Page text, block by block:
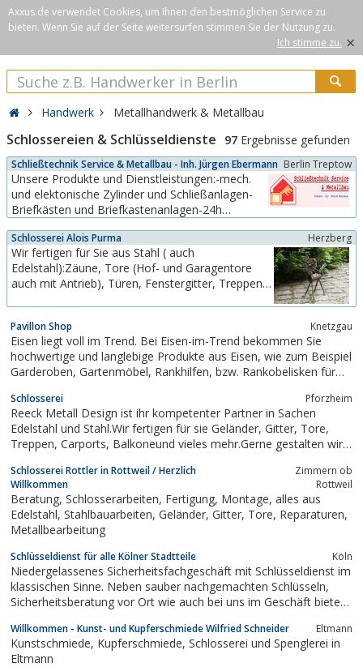
Axxus.de verwendet Cookies, um Ihnen den bestmöglichen Service zu
bieten. Wenn Sie auf der Seite weitersurfen stimmen Sie der Nutzung zu.
Ich stimme zu. ×
Handwerk Metallhandwerk & Metallbau
Schlossereien & Schlüsseldienste 97 Ergebnisse gefunden
Schließtechnik Service & Metallbau - Inh. Jürgen Ebermann Berlin Treptow
Unsere Produkte und Dienstleistungen:-mech.
und elektonische Zylinder und Schließanlagen-
Briefkästen und Briefkastenanlagen-24h
Schadenbeseitigung nach Einbruch)-Tresore-
Schlüssel und Schlösser-Türschließer und
Feststellanlagen-Beschläge-Schilder-
Einbruchschutz (Tür und...
Schlosserei Alois Purma Herzberg
Wir fertigen für Sie aus Stahl ( auch
Edelstahl):Zäune, Tore (Hof- und Garagentore
auch mit Antrieb), Türen, Fenstergitter, Treppen
Restaurationsleistungen, SchlüsseldienstWir
bieten Airbrush-Arbeiten und Bildermalerei ganz
nach Ihren Wünschen.
Pavillon Shop Knetzgau
Eisen liegt voll im Trend. Bei Eisen-im-Trend bekommen Sie
hochwertige und langlebige Produkte aus Eisen, wie zum Beispiel
Garderoben, Gartenmöbel, Rankhilfen, bzw. Rankobelisken für
Unsere Produkte werden alle von handgefertigt – und
selbstverständlich hier in...
Schlosserei Pforzheim
Reeck Metall Design ist ihr kompetenter Partner in Sachen
Edelstahl und Stahl.Wir fertigen für sie Geländer, Gitter, Tore,
Treppen, Carports, Balkoneund vieles mehr.Gerne gestalten wir
und lassen sie sich ein kostenfreies Angebot erstellen.
Schlosserei Rottler in Rottweil / Herzlich
Willkommen
Zimmern ob
Rottweil
Beratung, Schlosserarbeiten, Fertigung, Montage, alles aus
Edelstahl, Stahlbauarbeiten, Geländer, Gitter, Tore, Reparaturen,
Metallbearbeitung
Schlüsseldienst für alle Kölner Stadtteile Köln
Niedergelassenes Sicherheitsfachgeschäft mit Schlüsseldienst im
klassischen Sinne. Neben sauber nachgemachten Schlüsseln,
Sicherheitsberatung vor Ort wie auch bei uns im Geschäft bieten
Einbruchschutzmontagen und Notöffnungen
Willkommen - Kunst- und Kupferschmiede Wilfried Schneider Eltmann
Kunstschmiede, Kupferschmiede, Schlosserei und Spenglerei in
Eltmann